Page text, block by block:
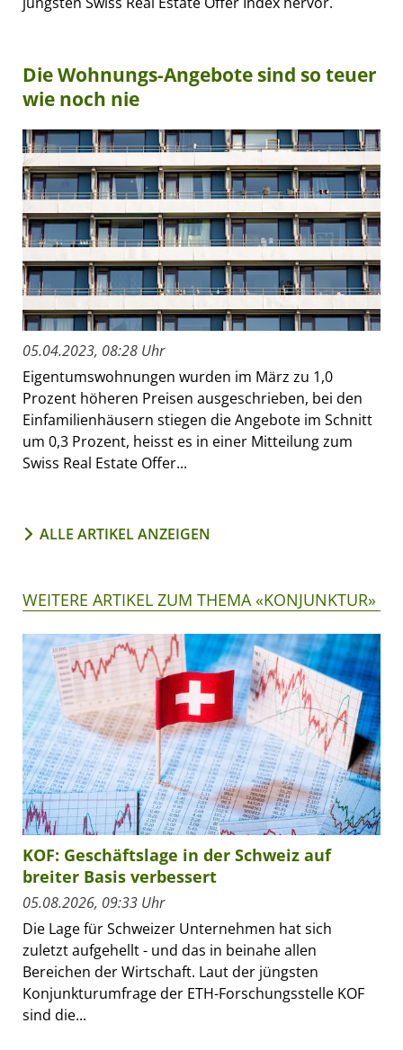
Die Wohnungs-Angebote sind so teuer
wie noch nie
05.04.2023, 08:28 Uhr
Eigentumswohnungen wurden im März zu 1,0
Prozent höheren Preisen ausgeschrieben, bei den
Einfamilienhäusern stiegen die Angebote im Schnitt
um 0,3 Prozent, heisst es in einer Mitteilung zum
Swiss Real Estate Offer...
ALLE ARTIKEL ANZEIGEN
WEITERE ARTIKEL ZUM THEMA «KONJUNKTUR»
KOF: Geschäftslage in der Schweiz auf
breiter Basis verbessert
05.08.2026, 09:33 Uhr
Die Lage für Schweizer Unternehmen hat sich
zuletzt aufgehellt - und das in beinahe allen
Bereichen der Wirtschaft. Laut der jüngsten
Konjunkturumfrage der ETH-Forschungsstelle KOF
sind die...